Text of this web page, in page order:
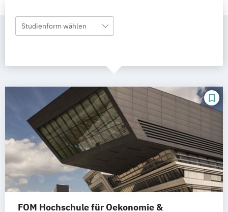
Studienform wählen
FOM Hochschule für Oekonomie &